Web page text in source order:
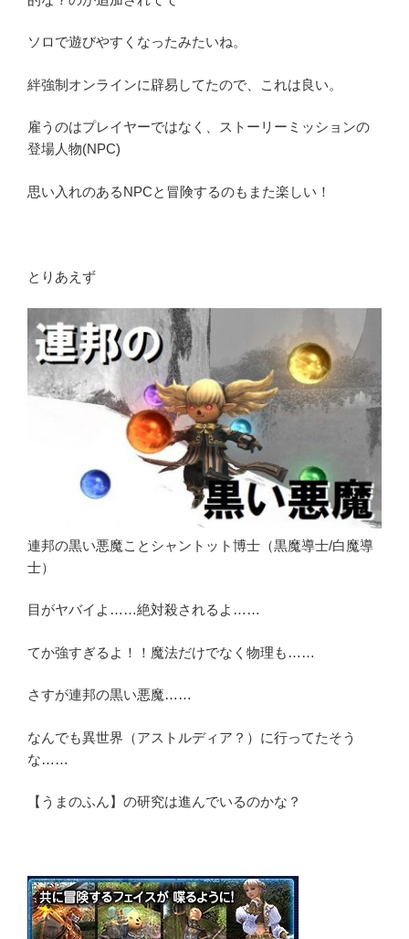
ソロで遊びやすくなったみたいね。
絆強制オンラインに辟易してたので、これは良い。
雇うのはプレイヤーではなく、ストーリーミッションの
登場人物(NPC)
思い入れのあるNPCと冒険するのもまた楽しい！
とりあえず
連邦の黒い悪魔ことシャントット博士（黒魔導士/白魔導
士）
目がヤバイよ……絶対殺されるよ……
てか強すぎるよ！！魔法だけでなく物理も……
さすが連邦の黒い悪魔……
なんでも異世界（アストルディア？）に行ってたそう
な……
【うまのふん】の研究は進んでいるのかな？